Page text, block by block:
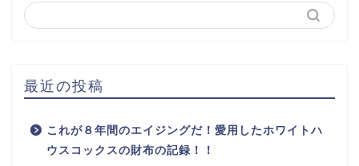
最近の投稿
これが８年間のエイジングだ！愛用したホワイトハ
ウスコックスの財布の記録！！